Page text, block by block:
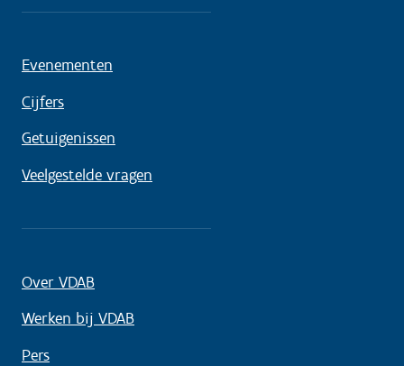
Evenementen
Cijfers
Getuigenissen
Veelgestelde vragen
Over VDAB
Werken bij VDAB
Pers